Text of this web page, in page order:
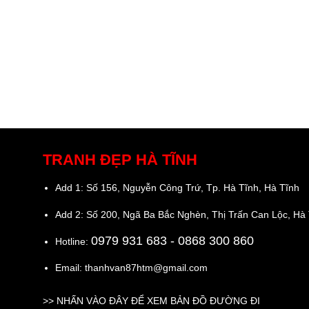
TRANH ĐẸP HÀ TĨNH
Add 1: Số 156, Nguyễn Công Trứ, Tp. Hà Tĩnh, Hà Tĩnh
Add 2: Số 200, Ngã Ba Bắc Nghèn, Thị Trấn Can Lộc, Hà
Hotline: 0979 931 683 - 0868 300 860
Email: thanhvan87htm@gmail.com
>> NHẤN VÀO ĐÂY ĐỂ XEM BẢN ĐỒ ĐƯỜNG ĐI